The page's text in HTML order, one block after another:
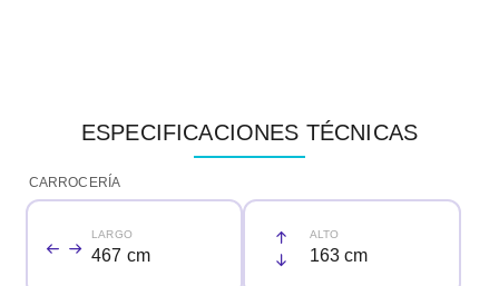
ESPECIFICACIONES TÉCNICAS
CARROCERÍA
LARGO
467 cm
ALTO
163 cm